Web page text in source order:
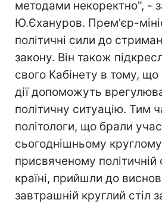
методами некоректно", -
Ю.Єхануров. Прем'єр-
політичні сили до
закону. Він також
свого Кабінету в тому, що
дії допоможуть
політичну ситуацію. Тим
політологи, що брали
сьогоднішньому круглому
присвяченому політичній
країні, прийшли до
завтрашній круглий стіл